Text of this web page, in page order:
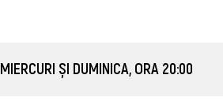
MIERCURI ȘI DUMINICA, ORA 20:00